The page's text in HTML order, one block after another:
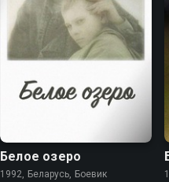
Белое озеро
1992, Беларусь, Боевик